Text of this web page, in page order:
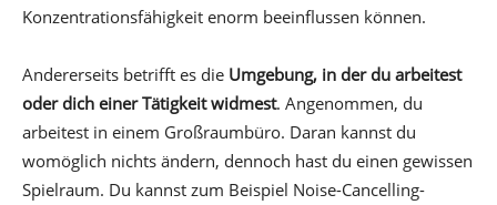
Konzentrationsfähigkeit enorm beeinflussen können.
Andererseits betrifft es die Umgebung, in der du arbeitest
oder dich einer Tätigkeit widmest. Angenommen, du
arbeitest in einem Großraumbüro. Daran kannst du
womöglich nichts ändern, dennoch hast du einen gewissen
Spielraum. Du kannst zum Beispiel Noise-Cancelling-